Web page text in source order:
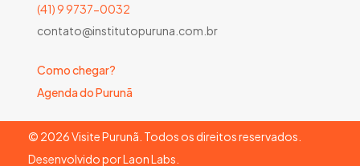
(41) 9 9737-0032
contato@institutopuruna.com.br
Como chegar?
Agenda do Purunã
© 2026Visite Purunã. Todos os direitos reservados.
Desenvolvido porLaon Labs